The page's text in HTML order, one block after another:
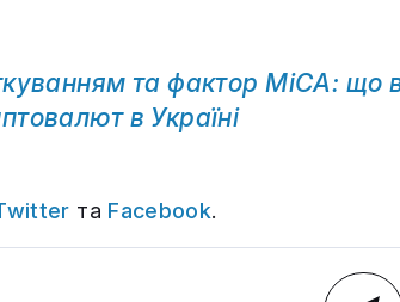
та фактор MiCA: що
в Україні
та Facebook.